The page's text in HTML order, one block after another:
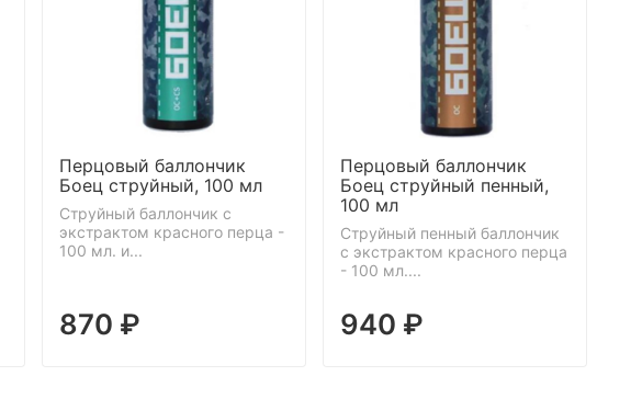
Перцовый баллончик
Боец струйный, 100 мл
Струйный баллончик с
экстрактом красного перца -
100 мл. и...
870 ₽
Перцовый баллончик
Боец струйный пенный,
100 мл
Струйный пенный баллончик
с экстрактом красного перца
- 100 мл....
940 ₽